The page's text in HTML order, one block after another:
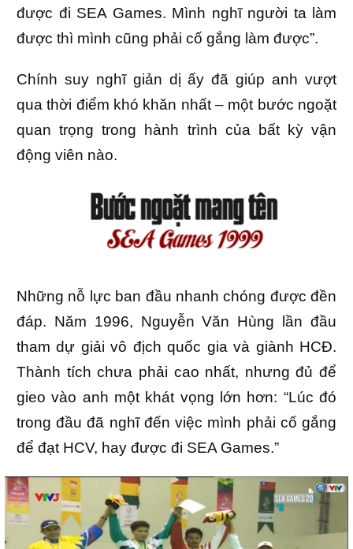
được đi SEA Games. Mình nghĩ người ta làm
được thì mình cũng phải cố gắng làm được”.
Chính suy nghĩ giản dị ấy đã giúp anh vượt
qua thời điểm khó khăn nhất – một bước ngoặt
quan trọng trong hành trình của bất kỳ vận
động viên nào.
Những nỗ lực ban đầu nhanh chóng được đền
đáp. Năm 1996, Nguyễn Văn Hùng lần đầu
tham dự giải vô địch quốc gia và giành HCĐ.
Thành tích chưa phải cao nhất, nhưng đủ để
gieo vào anh một khát vọng lớn hơn: “Lúc đó
trong đầu đã nghĩ đến việc mình phải cố gắng
để đạt HCV, hay được đi SEA Games.”